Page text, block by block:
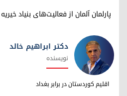
پارلمان آلمان از فعالیت‌های بنیاد
دکتر ابراهیم خالد
دکتر ابراهیم خالد
نویسنده
اقلیم کوردستان در برابر بغداد